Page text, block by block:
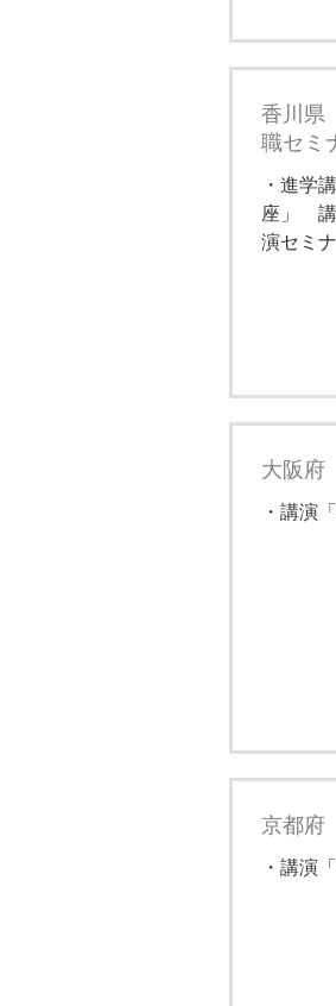
香川県
職セミ
・進学
座」 講
演セミ
大阪府
・講演
京都府
・講演